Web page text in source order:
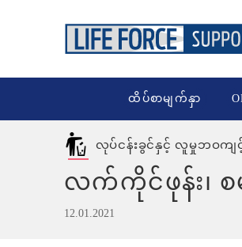
ထိပ်စာမျက်နှာ
လုပ်ငန်းခွင်နှင့် လူမှုဘဝကျင့်
လက်ကိုင်ဖုန်း၊ စ
12.01.2021